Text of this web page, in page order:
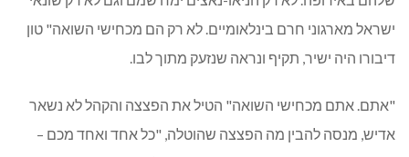
ישראל מארגוני חרם בינלאומיים. לא רק הם מכחישי השואה" טון
דיבורו היה ישיר, תקיף ונראה שנזעק מתוך לבו.
"אתם. אתם מכחישי השואה" הטיל את הפצצה והקהל לא נשאר
אדיש, מנסה להבין מה הפצצה שהוטלה, "כל אחד ואחד מכם –